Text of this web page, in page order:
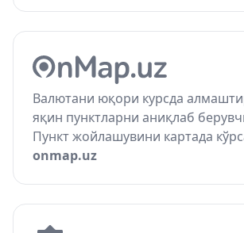
Валютани юқори курсда
яқин пунктларни аниқлаб
Пункт жойлашувини картада
onmap.uz